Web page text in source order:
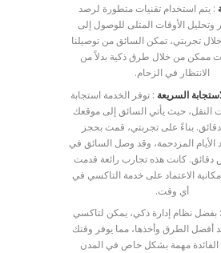
: يتم استخدام تقنيات متطورة لرصد
وتحليل الأوقات المثلى للوصول إلى
تجربتي، تمكن السائق من توصيلنا
ممكن من خلال طرق ذكية بدلاً من
الانتظار في الزحام.
السريعة : توفر الخدمة استجابة
النقل، حيث يأتي السائق إلى موقعك
بناءً على تجربتي، قمت بحجز
المزدحمة، وقد وصل السائق في
كانت هذه تجارب رائعة قدمت
الاعتماد على خدمة التاكسي في
أي وقت.
: بفضل نظام إدارة ذكي، يمكن لتاكسي
أفضل الطرق وأخذها، مما يوفر وقتك
الفائدة مهمة بشكل خاص في المدن